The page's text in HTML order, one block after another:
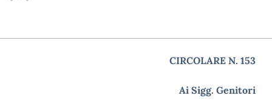
CIRCOLARE N. 153
Ai Sigg. Genitori